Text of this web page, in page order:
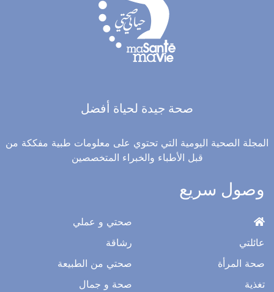
صحة جيدة لحياة أفضل
المجلة الصحية اليومية التي تحتوي على معلومات طبية مفككة من
قبل الأطباء والخبراء المتخصصين
وصول سريع
عائلتي
صحة المرأة
تغذية
صحتي و عملي
رشاقة
صحتي من الطبيعة
صحة و جمال